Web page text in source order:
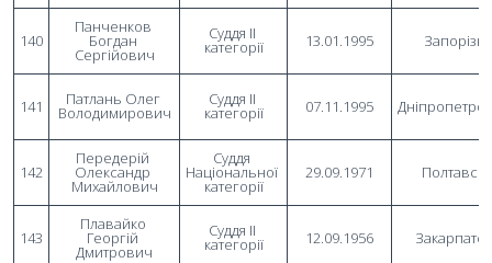
140
Панченков
Богдан
Сергійович
Суддя II
категорії 13.01.1995
141 Патлань Олег
Володимирович
Суддя II
категорії 07.11.1995
142
Передерій
Олександр
Михайлович
Суддя
Національної
категорії
29.09.1971
143
Плавайко
Георгій
Дмитрович
Суддя II
категорії 12.09.1956